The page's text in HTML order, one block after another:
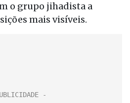
o grupo jihadista a
mais visíveis.